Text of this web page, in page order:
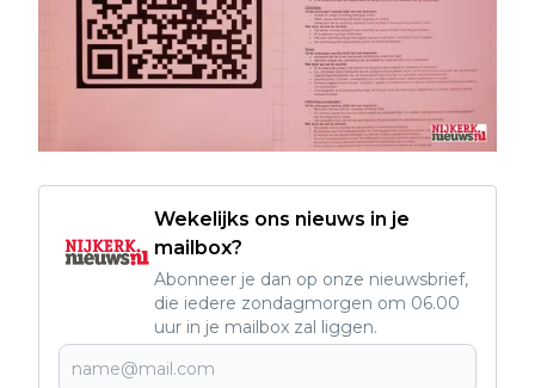
Wekelijks ons nieuws in je
mailbox?
Abonneer je dan op onze nieuwsbrief,
die iedere zondagmorgen om 06.00
uur in je mailbox zal liggen.